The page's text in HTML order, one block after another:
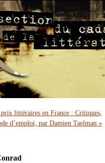
littéraires en France : Critiques,
d’emploi, par Damien Taelman »